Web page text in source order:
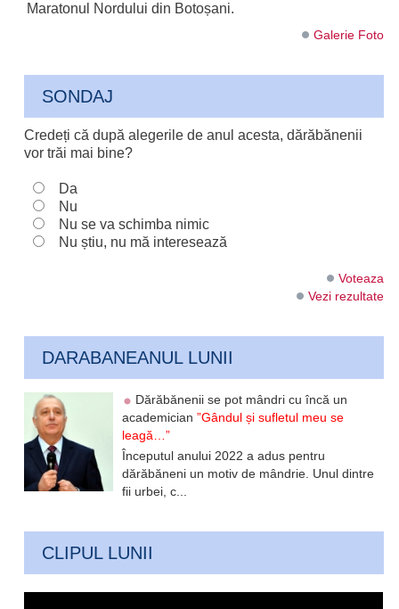
Maratonul Nordului din Botoșani.
Galerie Foto
SONDAJ
Credeți că după alegerile de anul acesta, dărăbănenii
vor trăi mai bine?
Da
Nu
Nu se va schimba nimic
Nu știu, nu mă interesează
Voteaza
Vezi rezultate
DARABANEANUL LUNII
Dărăbănenii se pot mândri cu încă un
academician”Gândul și sufletul meu se
leagă…”
Începutul anului 2022 a adus pentru
dărăbăneni un motiv de mândrie. Unul dintre
fii urbei, c...
CLIPUL LUNII